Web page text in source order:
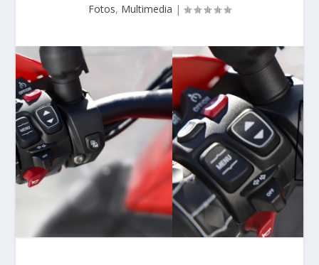
Fotos, Multimedia |